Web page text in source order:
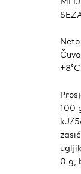
100
kJ/
0 g,